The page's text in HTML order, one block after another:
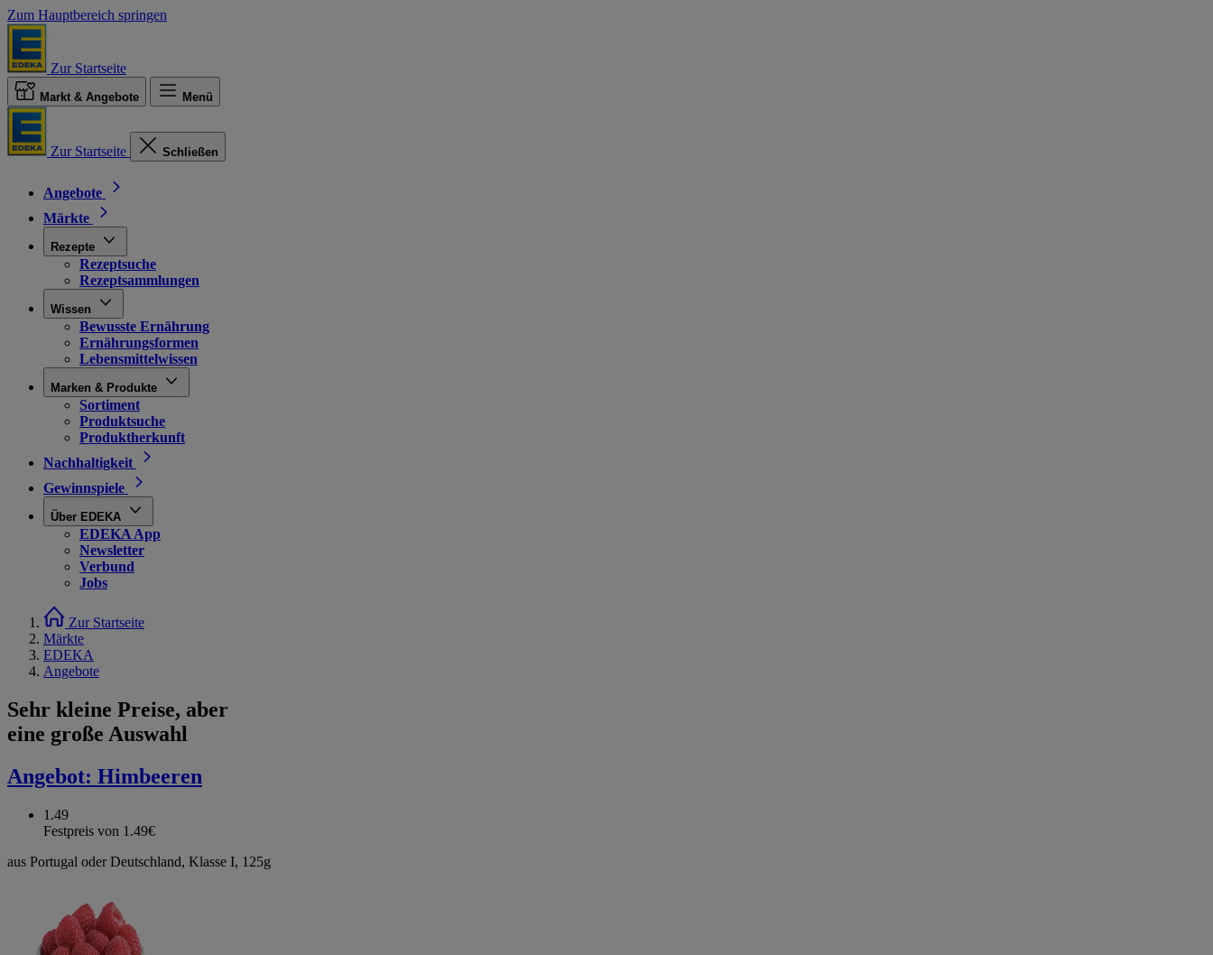
Zum Hauptbereich springen
Zur Startseite
Markt & Angebote Menü
Zur Startseite Schließen
Angebote
Märkte
Rezepte
Rezeptsuche
Rezeptsammlungen
Wissen
Bewusste Ernährung
Ernährungsformen
Lebensmittelwissen
Marken & Produkte
Sortiment
Produktsuche
Produktherkunft
Nachhaltigkeit
Gewinnspiele
Über EDEKA
EDEKA App
Newsletter
Verbund
Jobs
Zur Startseite
Märkte
EDEKA
Angebote
Sehr kleine Preise, aber
eine große Auswahl
Angebot: Himbeeren
1.49
Festpreis von 1.49€
aus Portugal oder Deutschland, Klasse I, 125g